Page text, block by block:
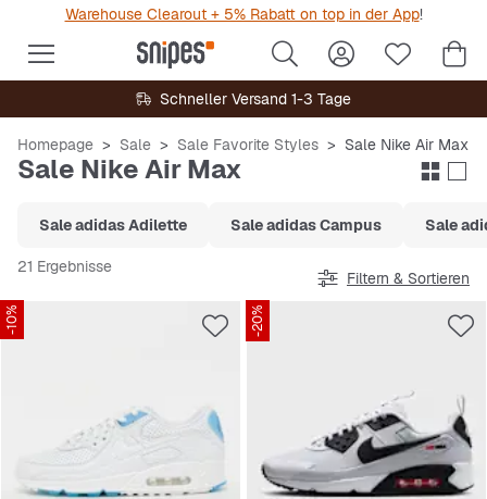
Warehouse Clearout + 5% Rabatt on top in der App!
Schneller Versand 1-3 Tage
Homepage Sale Sale Favorite Styles Sale Nike Air Max
Sale Nike Air Max
Sale adidas Adilette Sale adidas Campus Sale
21 Ergebnisse
Filtern & Sortieren
-10% -20%